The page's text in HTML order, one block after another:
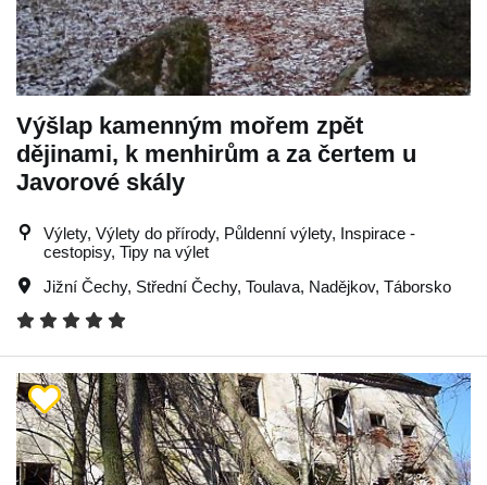
Výšlap kamenným mořem zpět
dějinami, k menhirům a za čertem u
Javorové skály
Výlety, Výlety do přírody, Půldenní výlety, Inspirace -
cestopisy, Tipy na výlet
Jižní Čechy, Střední Čechy, Toulava, Nadějkov, Táborsko